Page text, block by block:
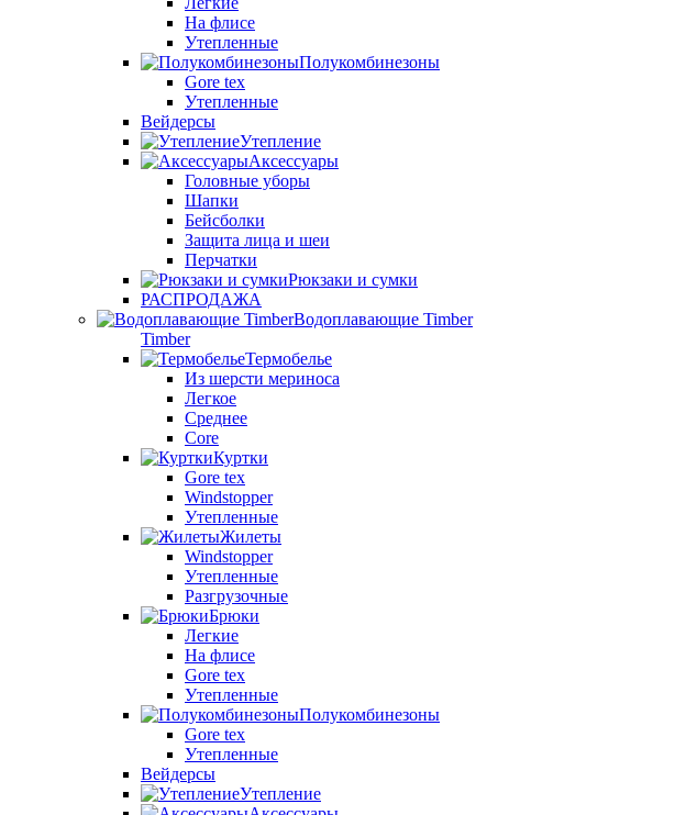
На флисе
Утепленные
Полукомбинезоны
Gore tex
Утепленные
Вейдерсы
Утепление
Аксессуары
Головные уборы
Шапки
Бейсболки
Защита лица и шеи
Перчатки
Рюкзаки и сумки
РАСПРОДАЖА
Водоплавающие Timber
Timber
Термобелье
Из шерсти мериноса
Легкое
Среднее
Core
Куртки
Gore tex
Windstopper
Утепленные
Жилеты
Windstopper
Утепленные
Разгрузочные
Брюки
Легкие
На флисе
Gore tex
Утепленные
Полукомбинезоны
Gore tex
Утепленные
Вейдерсы
Утепление